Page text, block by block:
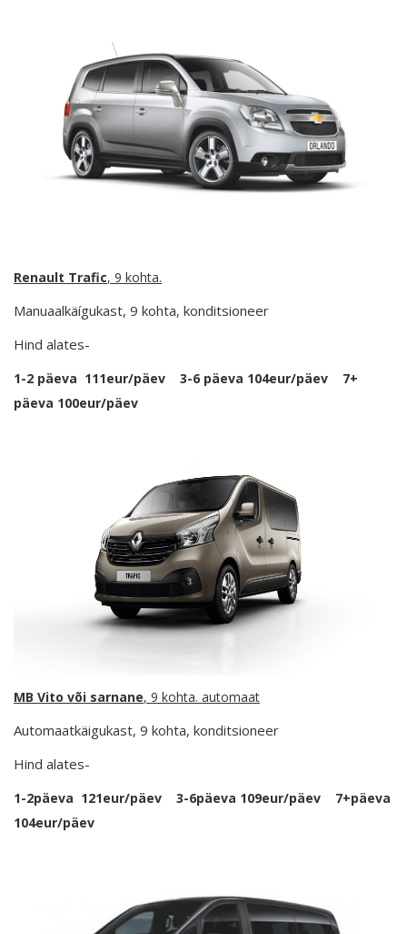
Renault Trafic, 9 kohta.
Manuaalkäígukast, 9 kohta, konditsioneer
Hind alates-
1-2 päeva 111eur/päev 3-6 päeva 104eur/päev 7+
päeva 100eur/päev
MB Vito või sarnane, 9 kohta. automaat
Automaatkäigukast, 9 kohta, konditsioneer
Hind alates-
1-2päeva 121eur/päev 3-6päeva 109eur/päev 7+päeva
104eur/päev